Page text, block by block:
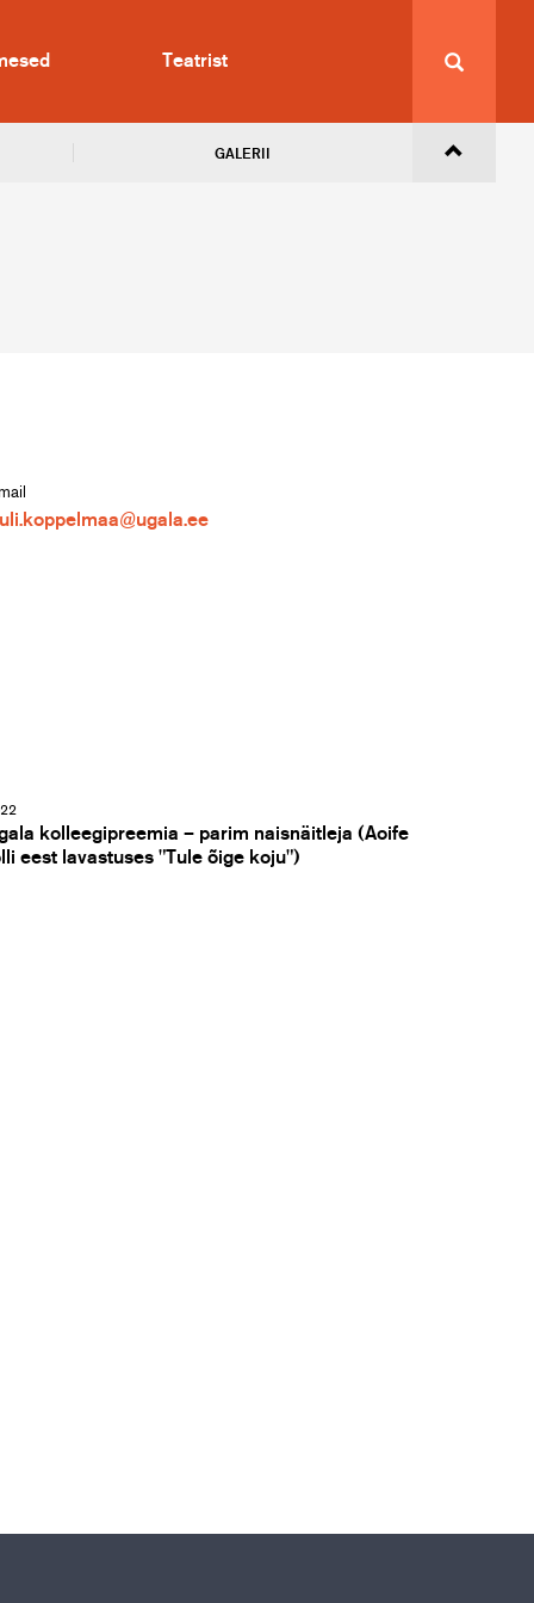
Teatrist
GALERII
kolleegipreemia – parim naisnäitleja (Aoife
eest lavastuses "Tule õige koju")